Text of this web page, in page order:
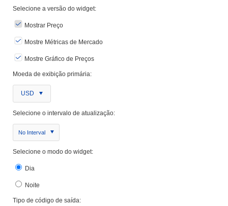
Selecione a versão do widget:
Mostrar Preço
Mostre Métricas de Mercado
Mostre Gráfico de Preços
Moeda de exibição primária:
USD
Selecione o intervalo de atualização:
No Interval
Selecione o modo do widget:
Dia
Noite
Tipo de código de saída: